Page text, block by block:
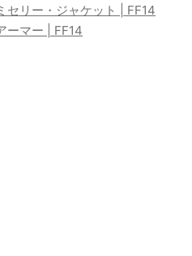
セリー・ジャケット | FF14
ーマー | FF14